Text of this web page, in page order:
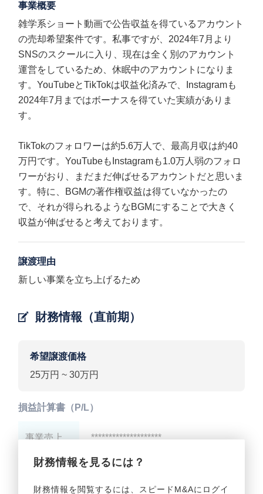
事業概要
雑学系ショート動画で公告収益を得ているアカウント
の売却希望案件です。私事ですが、2024年7月より
SNSのスクールに入り、現在は全く別のアカウント
運営をしているため、休眠中のアカウントになりま
す。YouTubeとTikTokは収益化済みで、Instagramも
2024年7月まではボーナスを得ていた実績がありま
す。
TikTokのフォロワーは約5.6万人で、最高月収は約40
万円です。YouTubeもInstagramも1.0万人弱のフォロ
ワーがおり、まだまだ伸ばせるアカウントだと思いま
す。特に、BGMの著作権収益は得ていなかったの
で、それが得られるようなBGMにすることで大きく
収益が伸ばせると考えております。
譲渡理由
新しい事業を立ち上げるため
財務情報（直前期）
希望譲渡価格
25万円 ~ 30万円
財務情報を見るには？
財務情報を閲覧するには、スピードM&Aにログイ
損益計算書（P/L）
事業売上 ********************
事業利益 ********************